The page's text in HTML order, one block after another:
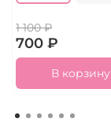
1 100 ₽
700 ₽
В корзину